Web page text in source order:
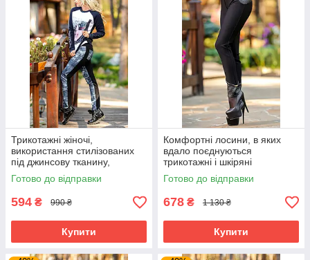
Трикотажні жіночі,
використання стилізованих
під джинсову тканину,
турецький трикотаж
Готово до відправки
594 ₴ 990 ₴
Купити
Комфортні лосини, в яких
вдало поєднуються
трикотажні і шкіряні
елементи.
Готово до відправки
678 ₴ 1 130 ₴
Купити